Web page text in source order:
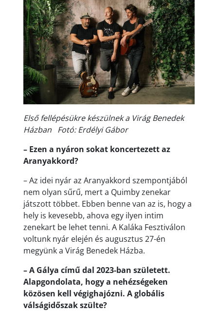
Első fellépésükre készülnek a Virág Benedek
Házban Fotó: Erdélyi Gábor
– Ezen a nyáron sokat koncertezett az
Aranyakkord?
– Az idei nyár az Aranyakkord szempontjából
nem olyan sűrű, mert a Quimby zenekar
játszott többet. Ebben benne van az is, hogy a
hely is kevesebb, ahova egy ilyen intim
zenekart be lehet tenni. A Kaláka Fesztiválon
voltunk nyár elején és augusztus 27-én
megyünk a Virág Benedek Házba.
– A Gálya című dal 2023-ban született.
Alapgondolata, hogy a nehézségeken
közösen kell végighajózni. A globális
válságidőszak szülte?